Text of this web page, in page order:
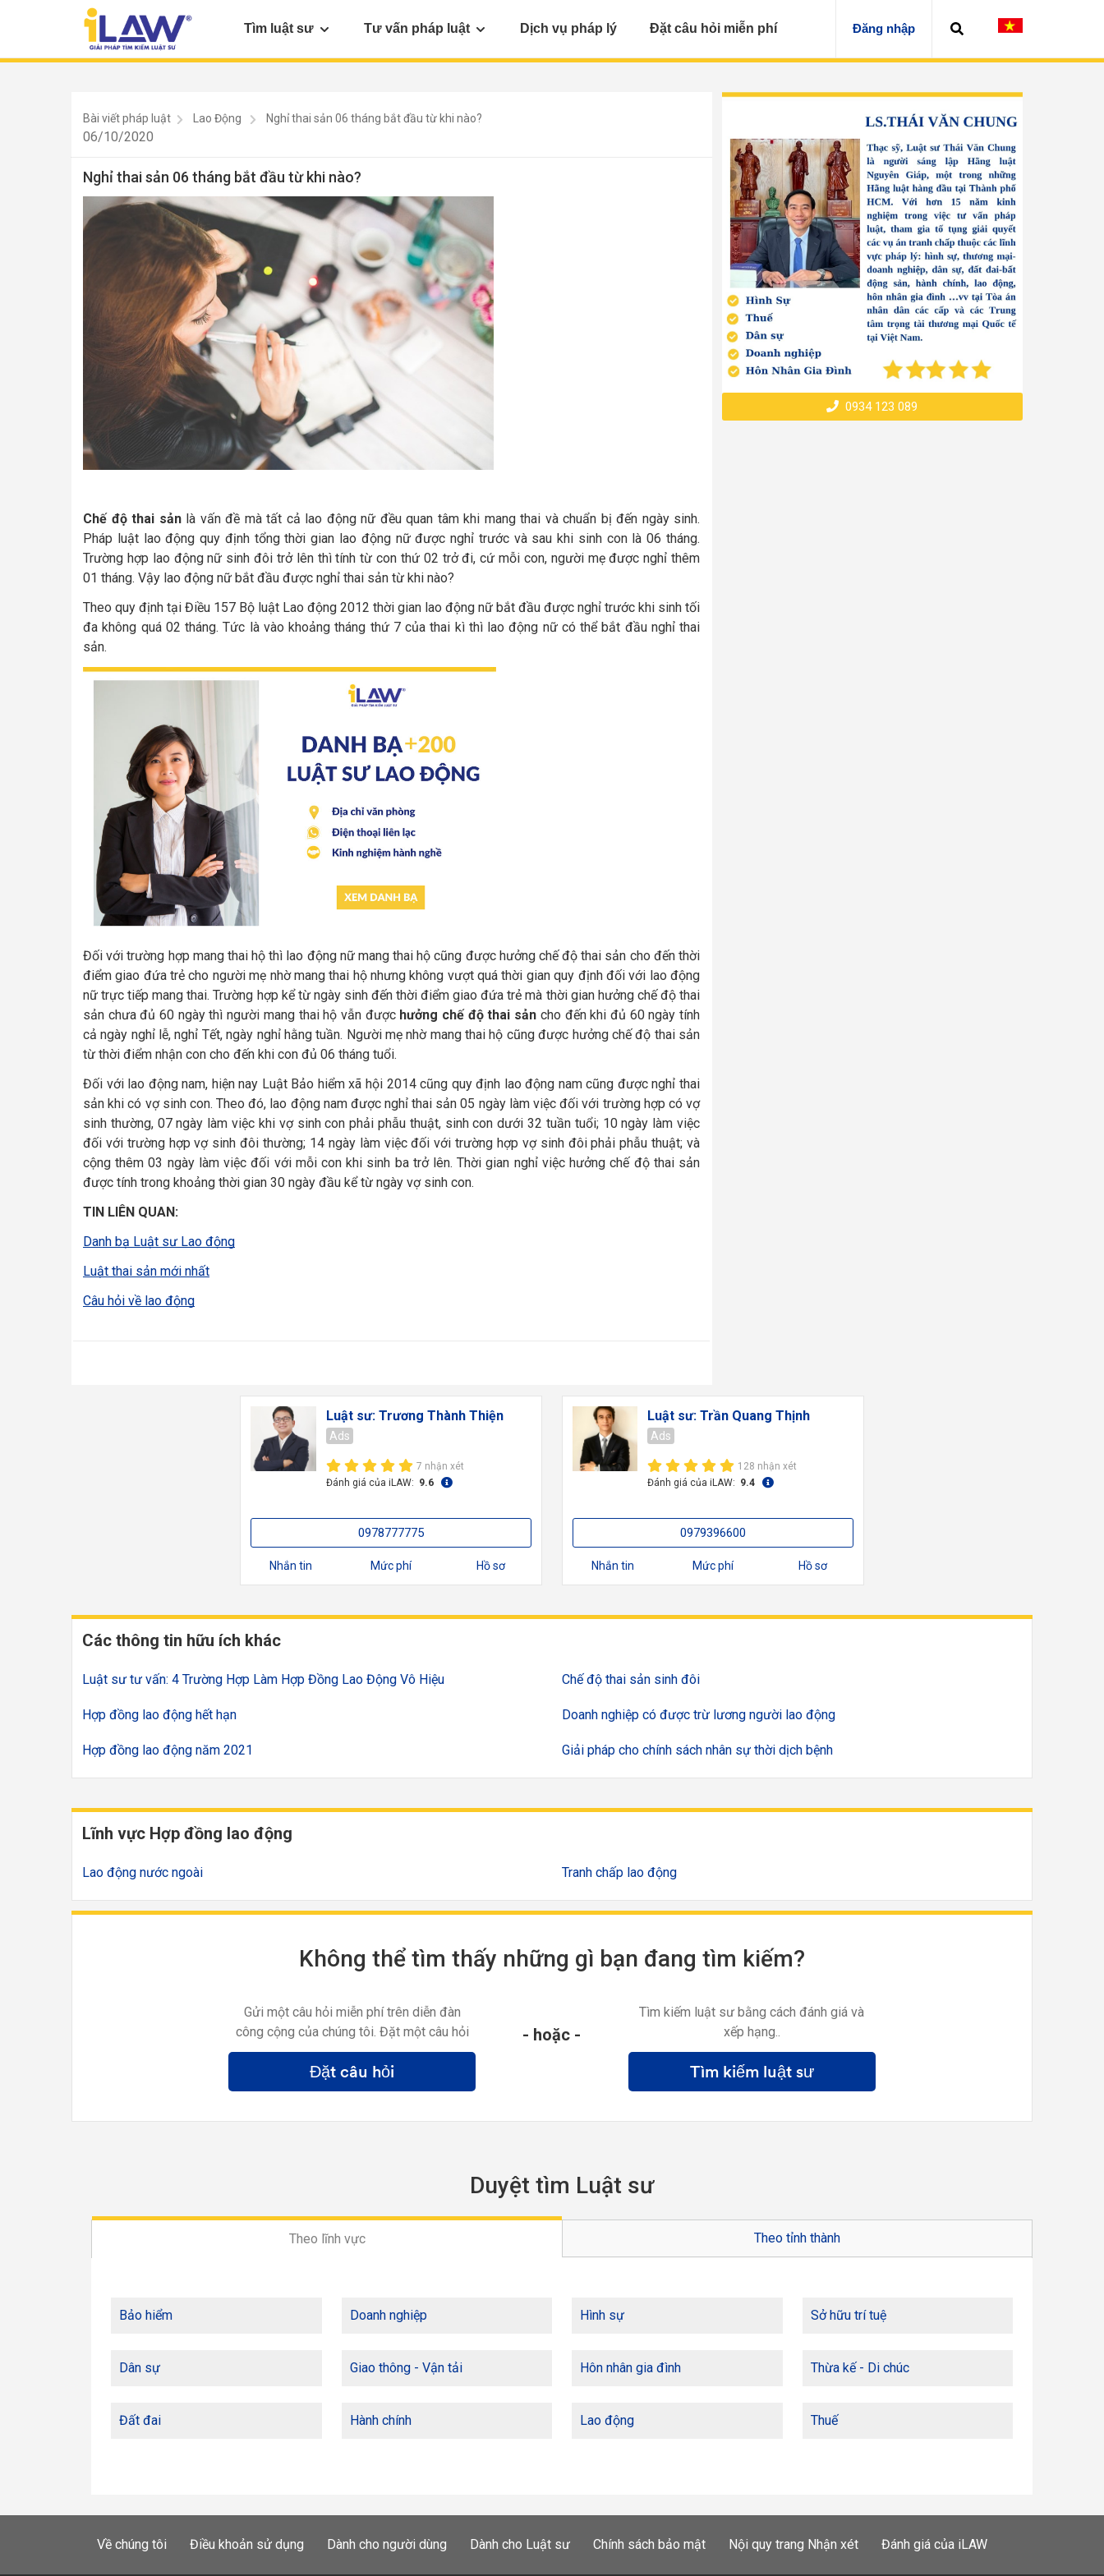
Tìm luật sư Tư vấn pháp luật Dịch vụ pháp lý Đặt câu hỏi miễn phí Đăng nhập
Bài viết pháp luật Lao Động Nghỉ thai sản 06 tháng bắt đầu từ khi nào?
06/10/2020
Nghỉ thai sản 06 tháng bắt đầu từ khi nào?
Chế độ thai sảnlà vấn đề mà tất cả lao động nữ đều quan tâm khi mang thai và chuẩn bị đến ngày sinh.
Pháp luật lao động quy định tổng thời gian lao động nữ được nghỉ trước và sau khi sinh con là 06 tháng.
Trường hợp lao động nữ sinh đôi trở lên thì tính từ con thứ 02 trở đi, cứ mỗi con, người mẹ được nghỉ thêm
01 tháng. Vậy lao động nữ bắt đầu được nghỉ thai sản từ khi nào?
Theo quy định tại Điều 157 Bộ luật Lao động 2012 thời gian lao động nữ bắt đầu được nghỉ trước khi sinh tối
đa không quá 02 tháng. Tức là vào khoảng tháng thứ 7 của thai kì thì lao động nữ có thể bắt đầu nghỉ thai
sản.
Đối với trường hợp mang thai hộ thì lao động nữ mang thai hộ cũng được hưởng chế độ thai sản cho đến thời
điểm giao đứa trẻ cho người mẹ nhờ mang thai hộ nhưng không vượt quá thời gian quy định đối với lao động
nữ trực tiếp mang thai. Trường hợp kể từ ngày sinh đến thời điểm giao đứa trẻ mà thời gian hưởng chế độ thai
sản chưa đủ 60 ngày thì người mang thai hộ vẫn được hưởng chế độ thai sản cho đến khi đủ 60 ngày tính
cả ngày nghỉ lễ, nghỉ Tết, ngày nghỉ hằng tuần. Người mẹ nhờ mang thai hộ cũng được hưởng chế độ thai sản
từ thời điểm nhận con cho đến khi con đủ 06 tháng tuổi.
Đối với lao động nam, hiện nay Luật Bảo hiểm xã hội 2014 cũng quy định lao động nam cũng được nghỉ thai
sản khi có vợ sinh con. Theo đó, lao động nam được nghỉ thai sản 05 ngày làm việc đối với trường hợp có vợ
sinh thường, 07 ngày làm việc khi vợ sinh con phải phẫu thuật, sinh con dưới 32 tuần tuổi; 10 ngày làm việc
đối với trường hợp vợ sinh đôi thường; 14 ngày làm việc đối với trường hợp vợ sinh đôi phải phẫu thuật; và
cộng thêm 03 ngày làm việc đối với mỗi con khi sinh ba trở lên. Thời gian nghỉ việc hưởng chế độ thai sản
được tính trong khoảng thời gian 30 ngày đầu kể từ ngày vợ sinh con.
TIN LIÊN QUAN:
Danh bạ Luật sư Lao động
Luật thai sản mới nhất
Câu hỏi về lao động
0934 123 089
Luật sư: Trương Thành Thiện
Ads
7 nhận xét
Đánh giá của iLAW: 9.6
0978777775
Nhắn tin Mức phí Hồ sơ
Luật sư: Trần Quang Thịnh
Ads
128 nhận xét
Đánh giá của iLAW: 9.4
0979396600
Nhắn tin Mức phí Hồ sơ
Các thông tin hữu ích khác
Luật sư tư vấn: 4 Trường Hợp Làm Hợp Đồng Lao Động Vô Hiệu
Hợp đồng lao động hết hạn
Hợp đồng lao động năm 2021
Chế độ thai sản sinh đôi
Doanh nghiệp có được trừ lương người lao động
Giải pháp cho chính sách nhân sự thời dịch bệnh
Lĩnh vực Hợp đồng lao động
Lao động nước ngoài Tranh chấp lao động
Không thể tìm thấy những gì bạn đang tìm kiếm?
Gửi một câu hỏi miễn phí trên diễn đàn
công cộng của chúng tôi. Đặt một câu hỏi
Đặt câu hỏi
- hoặc -
Tìm kiếm luật sư bằng cách đánh giá và
xếp hạng..
Tìm kiếm luật sư
Duyệt tìm Luật sư
Theo lĩnh vực Theo tỉnh thành
Bảo hiểm
Dân sự
Đất đai
Doanh nghiệp
Giao thông - Vận tải
Hành chính
Hình sự
Hôn nhân gia đình
Lao động
Sở hữu trí tuệ
Thừa kế - Di chúc
Thuế
Về chúng tôi Điều khoản sử dụng Dành cho người dùng Dành cho Luật sư Chính sách bảo mật Nội quy trang Nhận xét Đánh giá của iLAW